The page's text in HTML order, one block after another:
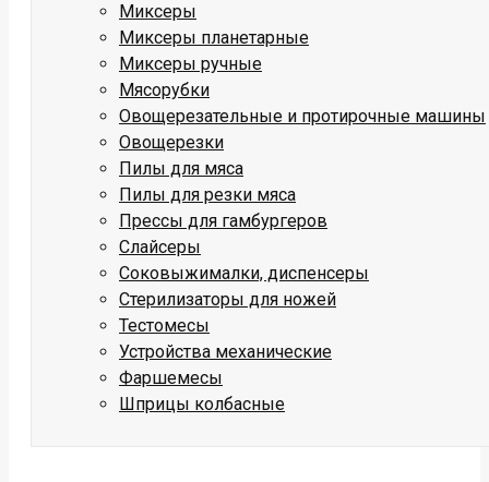
Миксеры
Миксеры планетарные
Миксеры ручные
Мясорубки
Овощерезательные и протирочные машины
Овощерезки
Пилы для мяса
Пилы для резки мяса
Прессы для гамбургеров
Слайсеры
Соковыжималки, диспенсеры
Стерилизаторы для ножей
Тестомесы
Устройства механические
Фаршемесы
Шприцы колбасные